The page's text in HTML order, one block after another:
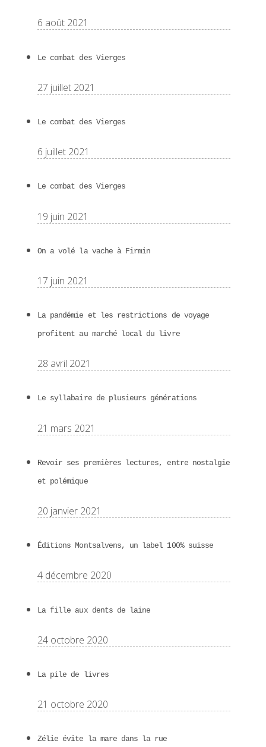
6 août 2021
Le combat des Vierges
27 juillet 2021
Le combat des Vierges
6 juillet 2021
Le combat des Vierges
19 juin 2021
On a volé la vache à Firmin
17 juin 2021
La pandémie et les restrictions de voyage
profitent au marché local du livre
28 avril 2021
Le syllabaire de plusieurs générations
21 mars 2021
Revoir ses premières lectures, entre nostalgie
et polémique
20 janvier 2021
Éditions Montsalvens, un label 100% suisse
4 décembre 2020
La fille aux dents de laine
24 octobre 2020
La pile de livres
21 octobre 2020
Zélie évite la mare dans la rue